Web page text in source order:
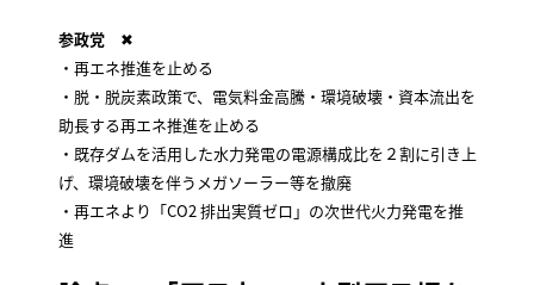
参政党✖
・再エネ推進を止める
・脱・脱炭素政策で、電気料金高騰・環境破壊・資本流出を
助長する再エネ推進を止める
・既存ダムを活用した水力発電の電源構成比を２割に引き上
げ、環境破壊を伴うメガソーラー等を撤廃
・再エネより「CO2 排出実質ゼロ」の次世代火力発電を推
進